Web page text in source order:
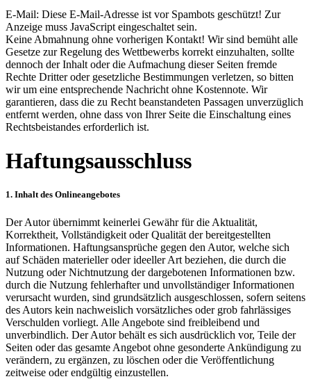
E-Mail: Diese E-Mail-Adresse ist vor Spambots geschützt! Zur
Anzeige muss JavaScript eingeschaltet sein.
Keine Abmahnung ohne vorherigen Kontakt! Wir sind bemüht alle
Gesetze zur Regelung des Wettbewerbs korrekt einzuhalten, sollte
dennoch der Inhalt oder die Aufmachung dieser Seiten fremde
Rechte Dritter oder gesetzliche Bestimmungen verletzen, so bitten
wir um eine entsprechende Nachricht ohne Kostennote. Wir
garantieren, dass die zu Recht beanstandeten Passagen unverzüglich
entfernt werden, ohne dass von Ihrer Seite die Einschaltung eines
Rechtsbeistandes erforderlich ist.
Haftungsausschluss
1. Inhalt des Onlineangebotes
Der Autor übernimmt keinerlei Gewähr für die Aktualität,
Korrektheit, Vollständigkeit oder Qualität der bereitgestellten
Informationen. Haftungsansprüche gegen den Autor, welche sich
auf Schäden materieller oder ideeller Art beziehen, die durch die
Nutzung oder Nichtnutzung der dargebotenen Informationen bzw.
durch die Nutzung fehlerhafter und unvollständiger Informationen
verursacht wurden, sind grundsätzlich ausgeschlossen, sofern seitens
des Autors kein nachweislich vorsätzliches oder grob fahrlässiges
Verschulden vorliegt. Alle Angebote sind freibleibend und
unverbindlich. Der Autor behält es sich ausdrücklich vor, Teile der
Seiten oder das gesamte Angebot ohne gesonderte Ankündigung zu
verändern, zu ergänzen, zu löschen oder die Veröffentlichung
zeitweise oder endgültig einzustellen.